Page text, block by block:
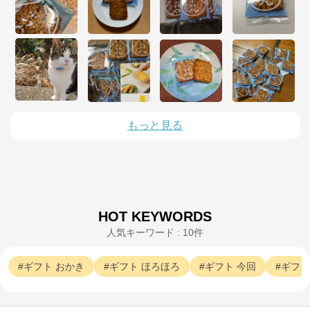
もっと見る
HOT KEYWORDS
人気キーワード : 10件
ギフト おかき ギフト ほろほろ ギフト 今回 ギフト
※外部サイトが開きます
新潟味のれん本舗からのコメント
https://www.ajinoren.co.jp/shop/
原料にこだわり国産米を100％使用しております。ご